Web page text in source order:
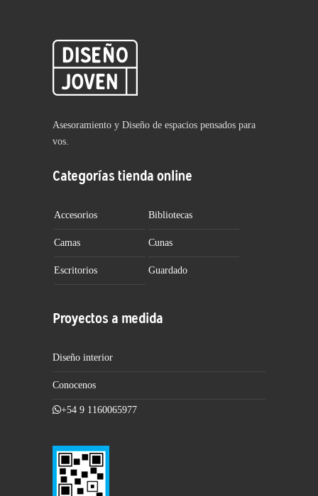
Asesoramiento y Diseño de espacios pensados para
vos.
Categorías tienda online
Accesorios Bibliotecas
Camas Cunas
Escritorios Guardado
Proyectos a medida
Diseño interior
Conocenos
+54 9 1160065977